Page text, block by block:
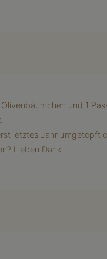
und 1
letztes Jahr
Lieben Dank.